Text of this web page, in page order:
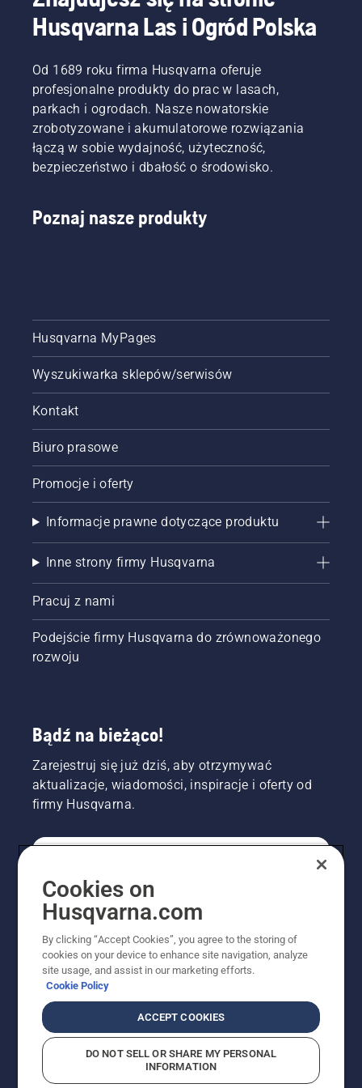
Husqvarna Las i Ogród Polska
Od 1689 roku firma Husqvarna oferuje
profesjonalne produkty do prac w lasach,
parkach i ogrodach. Nasze nowatorskie
zrobotyzowane i akumulatorowe rozwiązania
łączą w sobie wydajność, użyteczność,
bezpieczeństwo i dbałość o środowisko.
Poznaj nasze produkty
Husqvarna MyPages
Wyszukiwarka sklepów/serwisów
Kontakt
Biuro prasowe
Promocje i oferty
Informacje prawne dotyczące produktu
Inne strony firmy Husqvarna
Pracuj z nami
Podejście firmy Husqvarna do zrównoważonego
rozwoju
Bądź na bieżąco!
Zarejestruj się już dziś, aby otrzymywać
aktualizacje, wiadomości, inspiracje i oferty od
firmy Husqvarna.
PROFESJONALISTA
Cookies on
Husqvarna.com
By clicking “Accept Cookies”, you agree to the storing of
cookies on your device to enhance site navigation, analyze
site usage, and assist in our marketing efforts.
Cookie Policy
ACCEPT COOKIES
DO NOT SELL OR SHARE MY PERSONAL
INFORMATION